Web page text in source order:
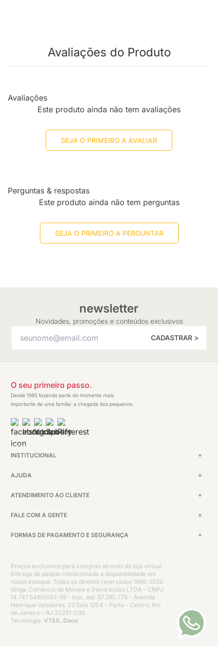
Avaliações do Produto
Avaliações
Este produto ainda não tem avaliações
SEJA O PRIMEIRO A AVALIAR
Perguntas & respostas
Este produto ainda não tem perguntas
SEJA O PRIMEIRO A PERGUNTAR
newsletter
Novidades, promoções e conteúdos exclusivos
CADASTRAR >
O seu primeiro passo.
Desde 1985 fazendo parte do momento mais
importante de uma família: a chegada dos pequenos.
INSTITUCIONAL
AJUDA
ATENDIMENTO AO CLIENTE
FALE COM A GENTE
FORMAS DE PAGAMENTO E SEGURANÇA
Preços exclusivos para compras através da loja virtual.
Entrega do pedido condicionada a disponibilidade em
nosso estoque. Todos os direitos reservados 1996-2020
Ginga Comércio de Móveis e Decorações LTDA - CNPJ:
14.747.549/0001-59 - Insc. est: 87.290.778 - Avenida
Henrique Valadares, 23 Sala 1204 - Parte - Centro, Rio
de Janeiro - RJ 20231-030
Tecnologia: VTEX, Deco